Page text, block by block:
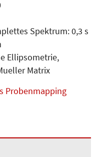
Spektrum: 0,3 s
Ellipsometrie,
Matrix
Probenmapping